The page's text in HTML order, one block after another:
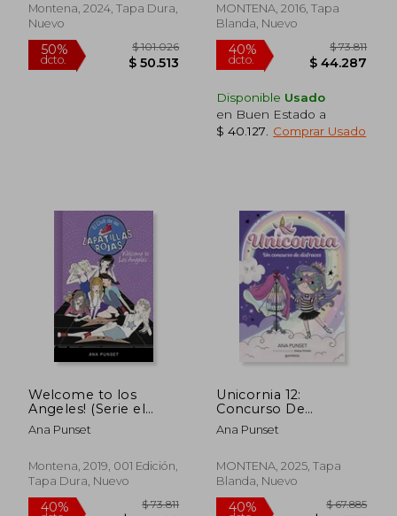
40%
dcto. $ 42.903
40%
dcto.
Montena, 2024, Tapa Dura,
Nuevo
MONTENA, 2016, Tapa
Blanda, Nuevo
Disponible Usado
en Buen Estado a
$ 40.127
Comprar Usado
Welcome to los
Angeles! (Serie el
Club de las Zapatillas
Rojas 15)
Ana Punset
Montena, 2019, 001 Edición,
Tapa Dura, Nuevo
Unicornia 12:
Concurso De
Disfraces
Ana Punset
MONTENA, 2025, Tapa
Blanda, Nuevo